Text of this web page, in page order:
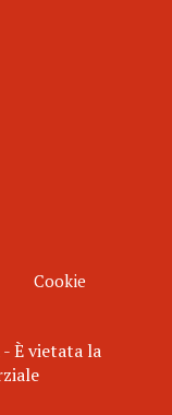
Cookie
È vietata la